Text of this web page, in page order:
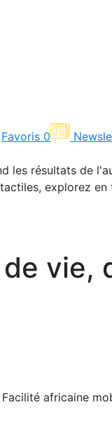
Favoris 0
les résultats de
explorez
de